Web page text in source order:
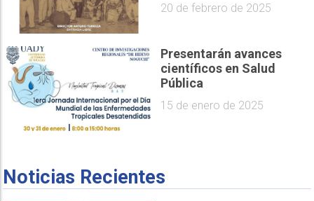
20 de febrero de 2025
Presentarán avances
científicos en Salud
Pública
15 de enero de 2025
Noticias Recientes